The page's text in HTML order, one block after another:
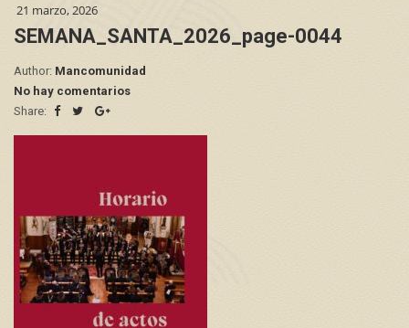
21 marzo, 2026
SEMANA_SANTA_2026_page-0044
Author: Mancomunidad
No hay comentarios
Share: